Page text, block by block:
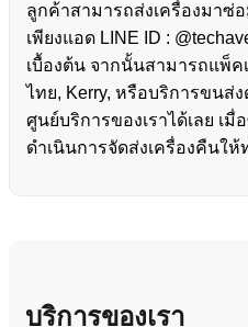
ลูกค้าสามารถส่งเครื่องมาซ่
เพียงแอด LINE ID :
เบื้องต้น จากนั้นสามารถแพ็
ไทย, Kerry, หรือบริการขนส่
ศูนย์บริการของเราได้เลย เมื่
ดำเนินการจัดส่งเครื่องคืนใ
บริการของเรา